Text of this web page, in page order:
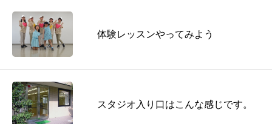
体験レッスンやってみよう
スタジオ入り口はこんな感じです。